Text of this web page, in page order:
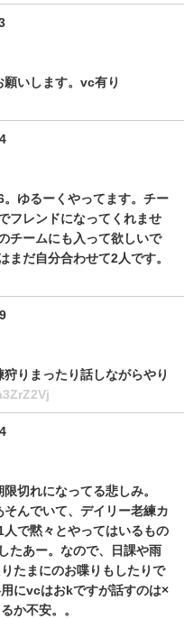
いします。vc有り
ゆるーくやってます。チー
フレンドになってくれませ
チームにも入って欲しいで
まだ自分合わせて2人です。
りまったり話しながらやり
切れになってる悲しみ。
そんでいて、デイリー老練カ
で黙々とやってはいるもの
たあー。なので、日課や雨
たまにのお喋りもしたりで
にvcはおkですが話すのは×
か不安。。